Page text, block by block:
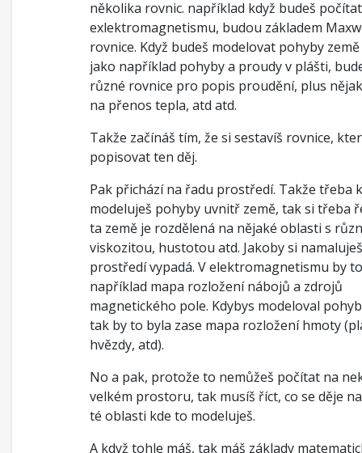
několika rovnic. například když budeš
exlektromagnetismu, budou základem
rovnice. Když budeš modelovat pohyby
jako například pohyby a proudy v plášti,
různé rovnice pro popis proudění, plus
na přenos tepla, atd atd.
Takže začínáš tím, že si sestavíš rovnice,
popisovat ten děj.
Pak přichází na řadu prostředí. Takže třeba
modeluješ pohyby uvnitř země, tak si třeba
ta země je rozdělená na nějaké oblasti s
viskozitou, hustotou atd. Jakoby si
prostředí vypadá. V elektromagnetismu by
například mapa rozložení nábojů a zdrojů
magnetického pole. Kdybys modeloval
tak by to byla zase mapa rozložení hmoty
hvězdy, atd).
No a pak, protože to nemůžeš počítat na
velkém prostoru, tak musíš říct, co se děje
té oblasti kde to modeluješ.
A když tohle máš, tak máš základy